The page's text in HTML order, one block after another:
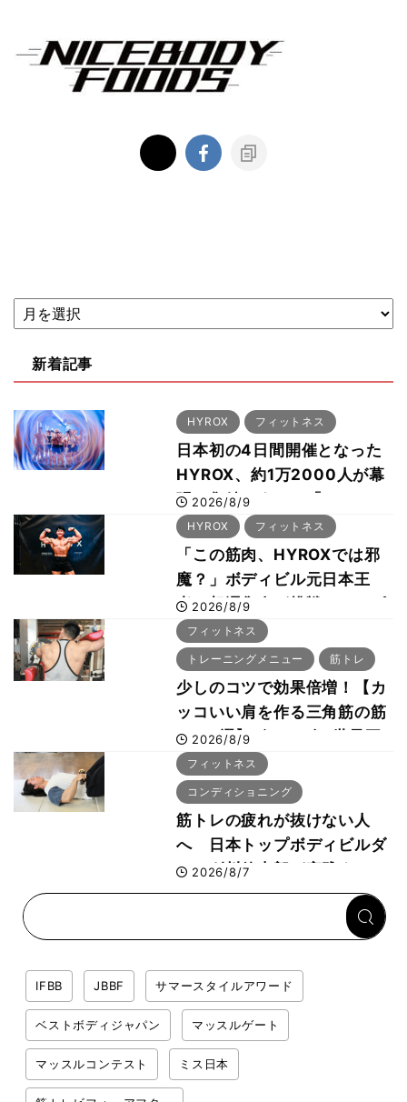
新着記事
HYROX フィットネス
日本初の4日間開催となった
HYROX、約1万2000人が幕
張に集結 すでに「2028、
29年の大会も準備」
2026/8/9
HYROX フィットネス
「この筋肉、HYROXでは邪
魔？」ボディビル元日本王
者・相澤隼人が挑戦 バーピ
ーでは驚異の種目2位
2026/8/9
フィットネス
トレーニングメニュー 筋トレ
少しのコツで効果倍増！【カ
ッコいい肩を作る三角筋の筋
トレ6選】ボディビル世界王
者が解説！
2026/8/9
フィットネス
コンディショニング
筋トレの疲れが抜けない人
へ 日本トップボディビルダ
ー・刈川啓志郎が実践する
「回復習慣」
2026/8/7
IFBB JBBF サマースタイルアワード
ベストボディジャパン マッスルゲート
マッスルコンテスト ミス日本